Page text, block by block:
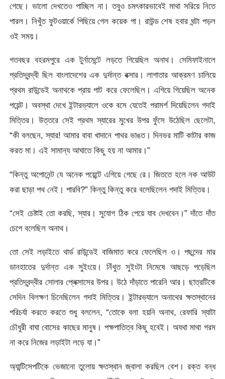
গেছে। ভালো দেখতেও পাচ্ছিল না। তবুও চমৎকারভাবেই মাথা সরিয়ে নিতে
পারল। নিখুঁত ফুটওয়ার্কে পিছিয়ে গেল কয়েক পা। রাউন্ড শেষ হবার ঘন্টা পড়ল
ওই সময়।
গতবছর বহরমপুরে এক টুর্নামেন্টে লড়তে গিয়েছিল অনাথ। সেমিফাইনালে
প্রতিদ্বন্দ্বী ছিল বাংলাদেশের এক দুর্দান্ত বক্সার। লাগাতার আক্রমণ চালিয়ে
প্রথম রাউন্ডেই অনাথকে প্রায় পাট করে ফেলেছিল। এগিয়ে গিয়েছিল অনেক
পয়েন্ট। অবস্থা দেখে ইন্টারভ্যালে ওকে বসে যেতেই পরামর্শ দিয়েছিলেন গদাই
মিত্তির। উত্তরে সেই প্রথম স্যারের মুখের উপর ফুঁসে উঠেছিল ছেলেটা,
“কী বলছেন, স্যার! আমার বাবা খাদানে পাথর ভাঙত। দিনভর মাটি কাটার কাজ
করত মা। এই সামান্য আঘাতে কিছু হয় না আমার।”
“কিন্তু অপোনেন্ট যে অনেক পয়েন্টে এগিয়ে গেছে রে। জিততে হলে নক আউট
করা ছাড়া পথ নেই। পারবি?” কিন্তু কিন্তু করে বলেছিলেন গদাই মিত্তির।
“সেই চেষ্টাই তো করছি, স্যার। সুযোগ ঠিক পেয়ে যাব দেখবেন।” দাঁতে দাঁত
চেপে বলেছিল অনাথ।
তো সেই লড়াইতে থার্ড রাউন্ডেই বাজিমাত করে ফেলেছিল ও। পছন্দের মার
ডানহাতের দুর্দান্ত এক সুইংয়ে। নিঁখুত সুইংটা নিমেষে আছড়ে পড়েছিল
প্রতিদ্বন্দ্বীর সোলার প্লেক্সাসের উপর। উঠে দাঁড়াতে পারেনি আর। ছাত্রটিকে
সেদিন বিলক্ষণ চিনেছিলেন গদাই মিত্তির। ইন্টারভ্যালে অনাথের ক্ষতস্থানের
পরিচর্যা করতে করতে শুধু বললেন, “তোকে বলা হয়নি অনাথ, রেফারি স্যাটা
চৌধুরী বাঘা বোসের কাছের মানুষ। পক্ষপাতিত্ব কিছু হবেই। অযথা মাথা গরম
না করে নিজের লড়াইটা লড়ে যা।”
অ্যান্টিসেপটিকে ভেজানো তুলোয় ক্ষতস্থান জ্বালা করছিল বেশ। রক্ত বন্ধ